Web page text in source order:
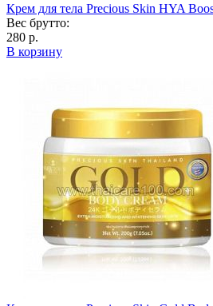
Крем для тела Precious Skin HYA
Вес брутто:
280 р.
В корзину